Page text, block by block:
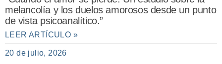
melancolía y los duelos amorosos desde un punto
de vista psicoanalítico.”
LEER ARTÍCULO »
20 de julio, 2026